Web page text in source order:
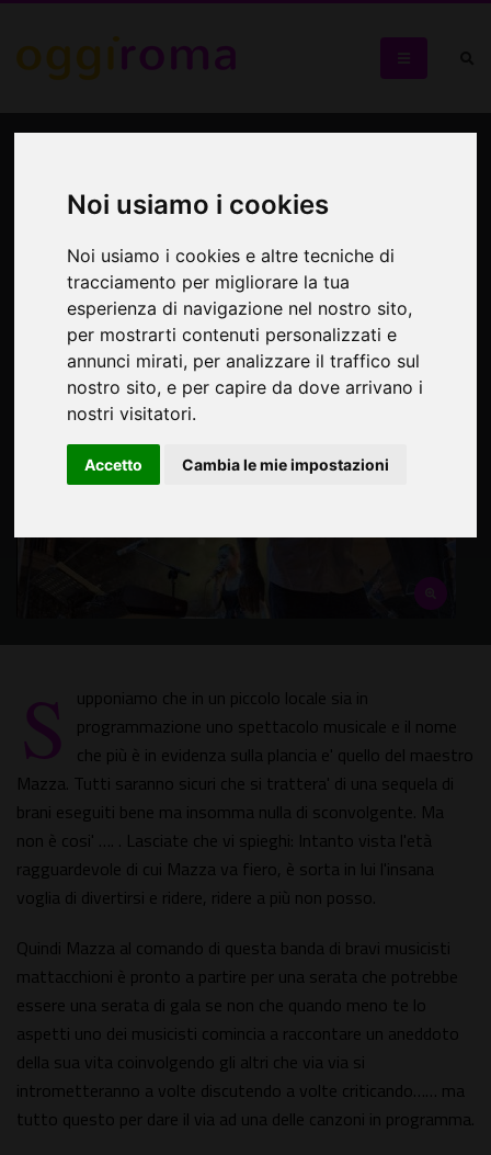
Noi usiamo i cookies
Noi usiamo i cookies e altre tecniche di
tracciamento per migliorare la tua
esperienza di navigazione nel nostro sito,
per mostrarti contenuti personalizzati e
annunci mirati, per analizzare il traffico sul
nostro sito, e per capire da dove arrivano i
nostri visitatori.
Accetto Cambia le mie impostazioni
Maestro Mazza -
MazzaBumBum
Al Cotton Club
S
upponiamo che in un piccolo locale sia in
programmazione uno spettacolo musicale e il nome
che più è in evidenza sulla plancia e' quello del maestro
Mazza. Tutti saranno sicuri che si trattera' di una sequela di
brani eseguiti bene ma insomma nulla di sconvolgente. Ma
non è cosi' …. . Lasciate che vi spieghi: Intanto vista l'età
ragguardevole di cui Mazza va fiero, è sorta in lui l'insana
voglia di divertirsi e ridere, ridere a più non posso.
Quindi Mazza al comando di questa banda di bravi musicisti
mattacchioni è pronto a partire per una serata che potrebbe
essere una serata di gala se non che quando meno te lo
aspetti uno dei musicisti comincia a raccontare un aneddoto
della sua vita coinvolgendo gli altri che via via si
intrometteranno a volte discutendo a volte criticando…… ma
tutto questo per dare il via ad una delle canzoni in programma.